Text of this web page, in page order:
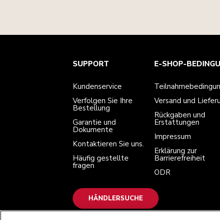
Kundenservice
Verfolgen Sie Ihre Bestellung
Häufig gestellte fragen
Teilnahmebedingungen
Versand und Lieferung
Erklärung zur Barrierefreiheit
Die Marke
Unsere Geschichte
Händlersuche
SUPPORT
Kundenservice
Verfolgen Sie Ihre
Bestellung
Garantie und
Dokumente
Kontaktieren Sie uns.
Häufig gestellte
fragen
E-SHOP-
Versand und
Rückgaben und
Erstattungen
Impressum
Erklärung zur
Barrierefreiheit
ODR
HÄNDLERSUCHE